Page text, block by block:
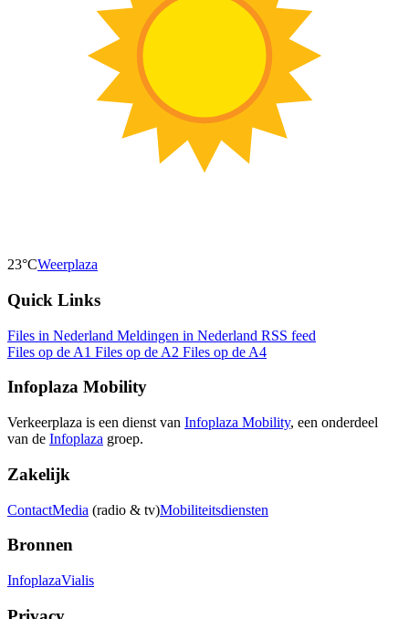
23°CWeerplaza
Quick Links
Files in Nederland Meldingen in Nederland RSS feed
Files op de A1 Files op de A2 Files op de A4
Infoplaza Mobility
Verkeerplaza is een dienst van Infoplaza Mobility, een onderdeel
van de Infoplaza groep.
Zakelijk
ContactMedia (radio & tv)Mobiliteitsdiensten
Bronnen
InfoplazaVialis